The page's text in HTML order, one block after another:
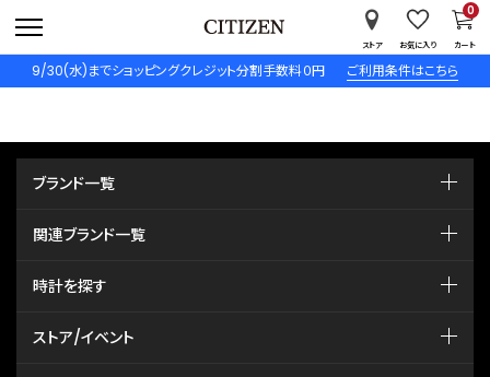
9/30(水)までショッピングクレジット分割手数料０円 ご利用条件はこちら
ストア お気に入り カート
0
ブランド一覧
関連ブランド一覧
時計を探す
ストア/イベント